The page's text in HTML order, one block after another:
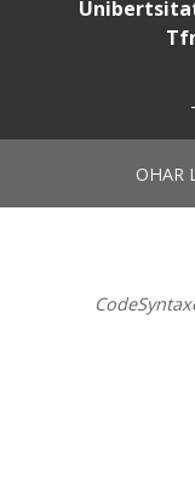
OHAR